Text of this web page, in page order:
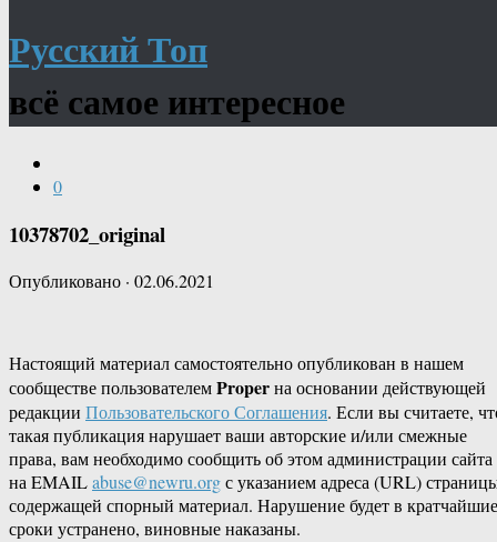
Русский Топ
всё самое интересное
0
10378702_original
Опубликовано · 02.06.2021
Настоящий материал самостоятельно опубликован в нашем
сообществе пользователемProperна основании действующей
редакции Пользовательского Соглашения. Если вы считаете,
такая публикация нарушает ваши авторские и/или смежные
права, вам необходимо сообщить об этом администрации сайта
на EMAILabuse@newru.orgс указанием адреса (URL)
содержащей спорный материал. Нарушение будет в кратчайшие
сроки устранено, виновные наказаны.